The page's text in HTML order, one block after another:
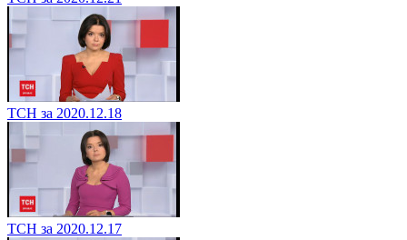
ТСН за 2020.12.18
ТСН за 2020.12.17